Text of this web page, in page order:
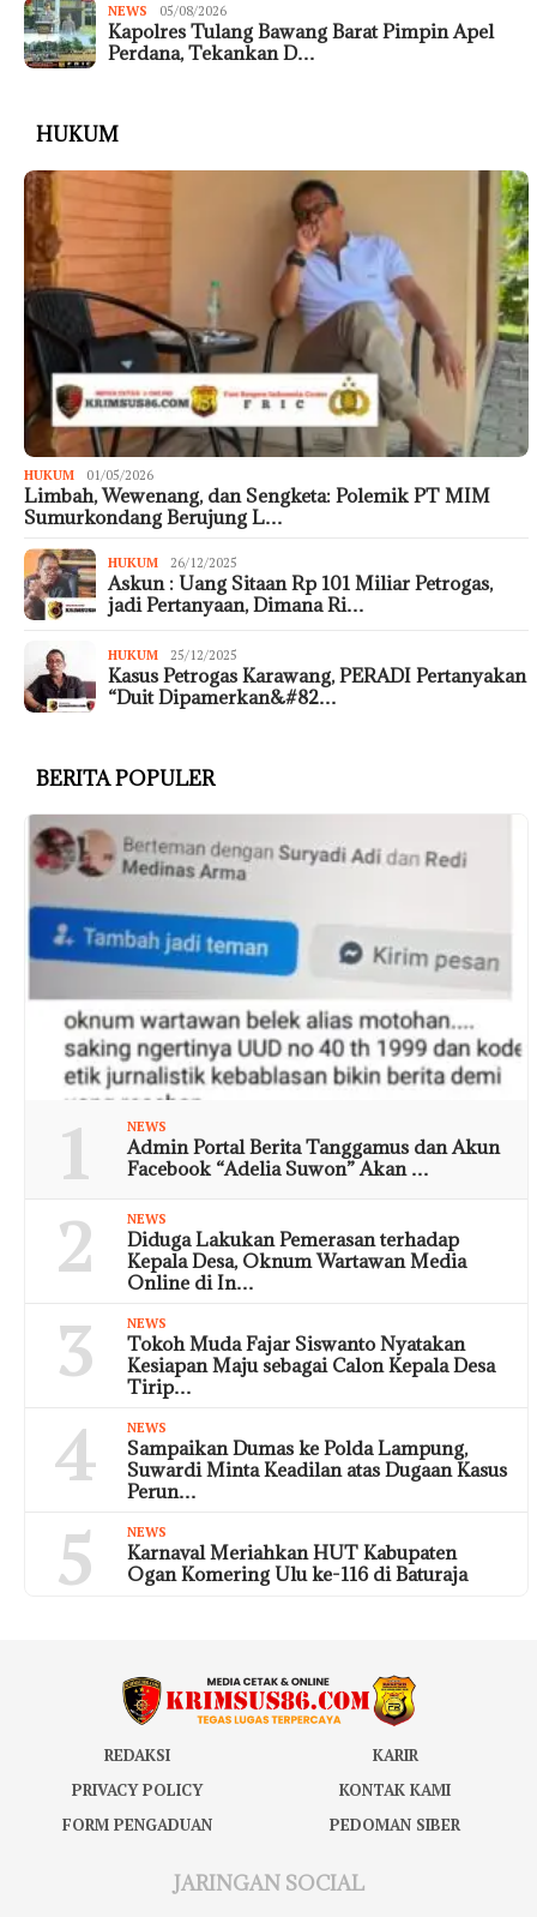
NEWS 05/08/2026
Kapolres Tulang Bawang Barat Pimpin Apel
Perdana, Tekankan D…
HUKUM
HUKUM 01/05/2026
Limbah, Wewenang, dan Sengketa: Polemik PT MIM
Sumurkondang Berujung L…
HUKUM 26/12/2025
Askun : Uang Sitaan Rp 101 Miliar Petrogas,
jadi Pertanyaan, Dimana Ri…
HUKUM 25/12/2025
Kasus Petrogas Karawang, PERADI Pertanyakan
“Duit Dipamerkan&#82…
BERITA POPULER
1 NEWS
Admin Portal Berita Tanggamus dan Akun
Facebook “Adelia Suwon” Akan …
2 NEWS
Diduga Lakukan Pemerasan terhadap
Kepala Desa, Oknum Wartawan Media
Online di In…
3 NEWS
Tokoh Muda Fajar Siswanto Nyatakan
Kesiapan Maju sebagai Calon Kepala Desa
Tirip…
4 NEWS
Sampaikan Dumas ke Polda Lampung,
Suwardi Minta Keadilan atas Dugaan Kasus
Perun…
5 NEWS
Karnaval Meriahkan HUT Kabupaten
Ogan Komering Ulu ke-116 di Baturaja
REDAKSI
KARIR
PRIVACY POLICY
KONTAK KAMI
FORM PENGADUAN
PEDOMAN SIBER
JARINGAN SOCIAL